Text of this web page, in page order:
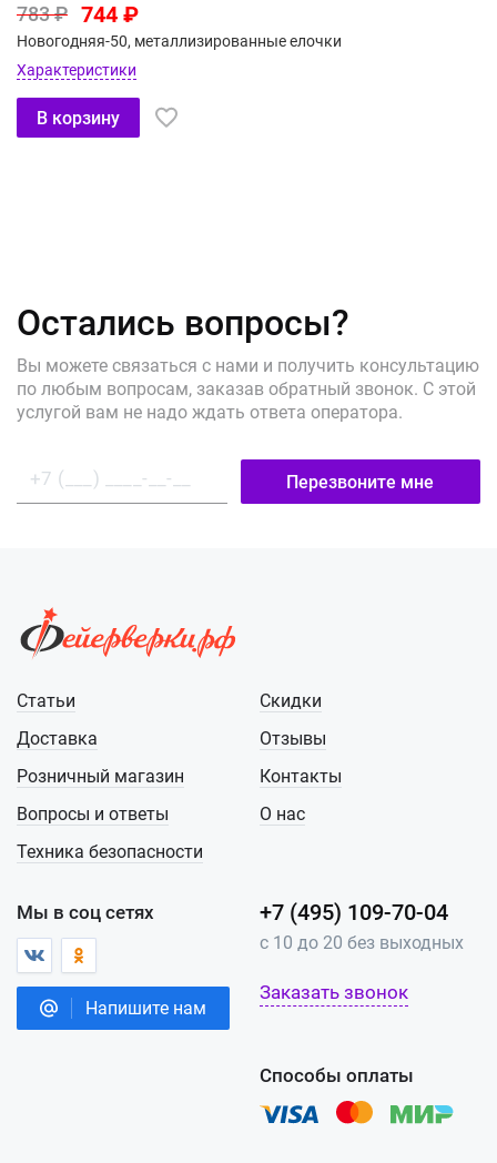
783 ₽ 744 ₽
Новогодняя-50, металлизированные елочки
Характеристики
В корзину
Остались вопросы?
Вы можете связаться с нами и получить консультацию
по любым вопросам, заказав обратный звонок. С этой
услугой вам не надо ждать ответа оператора.
Перезвоните мне
Статьи
Доставка
Розничный магазин
Вопросы и ответы
Техника безопасности
Скидки
Отзывы
Контакты
О нас
Мы в соц сетях
Напишите нам
+7 (495) 109-70-04
с 10 до 20 без выходных
Заказать звонок
Способы оплаты